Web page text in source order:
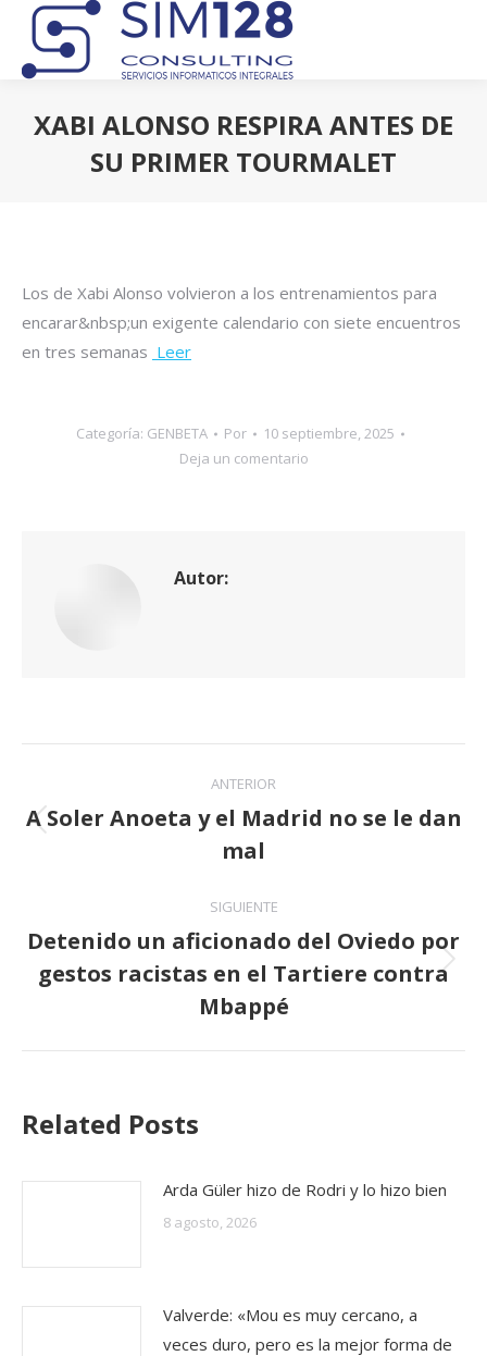
XABI ALONSO RESPIRA ANTES DE
SU PRIMER TOURMALET
Los de Xabi Alonso volvieron a los entrenamientos para
encarar&nbsp;un exigente calendario con siete encuentros
en tres semanas Leer
Categoría: GENBETA Por
10 septiembre, 2025
Deja un comentario
Autor:
Navegación
entre
publicaciones
ANTERIOR
Publicación
anterior:
A Soler Anoeta y el Madrid no se le dan
mal
SIGUIENTE
Publicación
siguiente:
Detenido un aficionado del Oviedo por
gestos racistas en el Tartiere contra
Mbappé
Related Posts
Arda Güler hizo de Rodri y lo hizo bien
8 agosto, 2026
Valverde: «Mou es muy cercano, a
veces duro, pero es la mejor forma de